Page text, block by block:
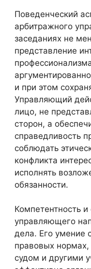
Поведенческий
арбитражного
заседаниях не
представление
и при этом
Управляющий
лицо, не
сторон, а
справедливость
соблюдать
конфликта
исполнять
обязанности.
Компетентность
управляющего
дела. Его умение
правовых нормах,
судом и другими